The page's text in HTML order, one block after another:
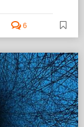
6